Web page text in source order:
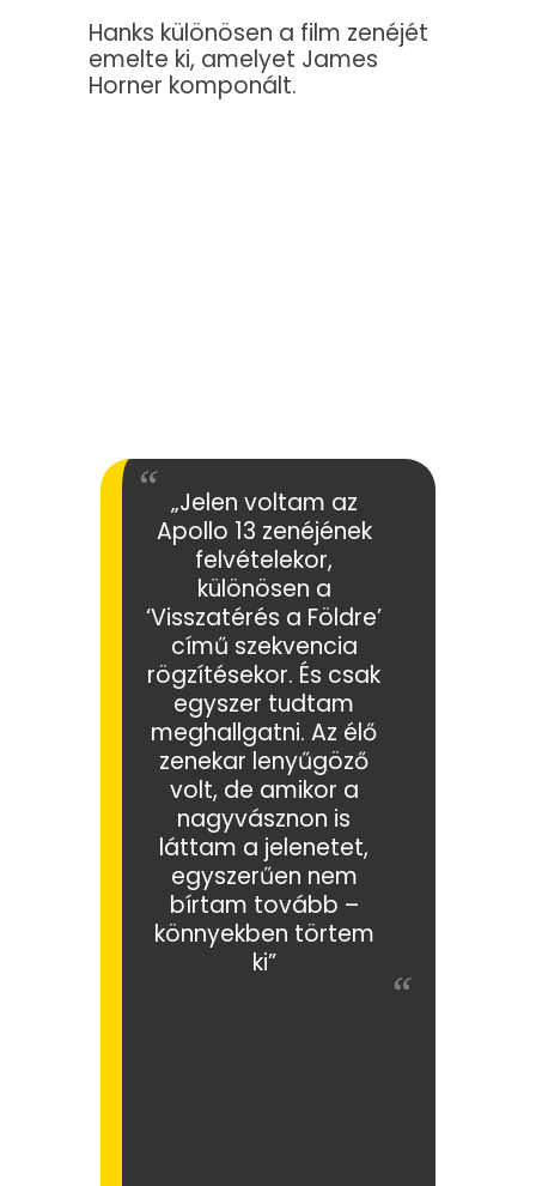
Hanks különösen a film zenéjét
emelte ki, amelyet James
Horner komponált.
„Jelen voltam az
Apollo 13 zenéjének
felvételekor,
különösen a
‘Visszatérés a Földre’
című szekvencia
rögzítésekor. És csak
egyszer tudtam
meghallgatni. Az élő
zenekar lenyűgöző
volt, de amikor a
nagyvásznon is
láttam a jelenetet,
egyszerűen nem
bírtam tovább –
könnyekben törtem
ki”